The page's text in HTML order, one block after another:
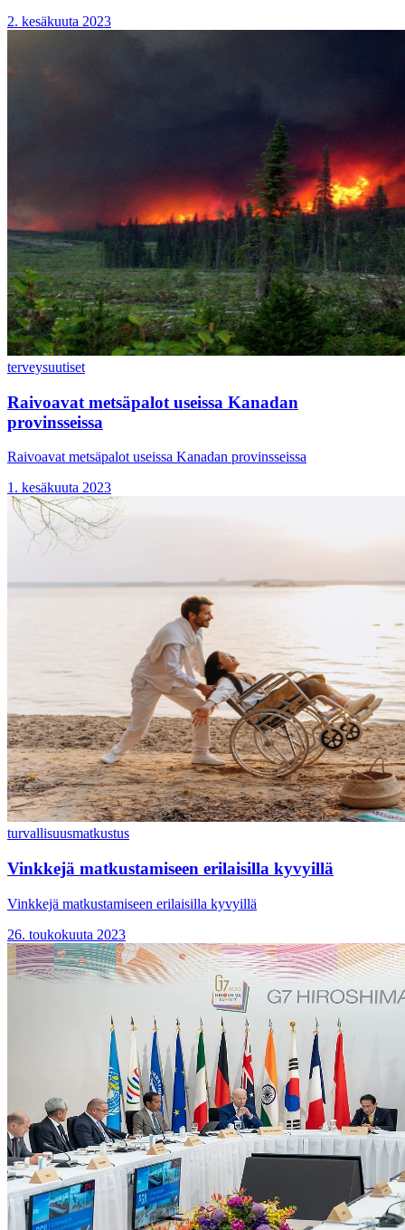
2. kesäkuuta 2023
terveysuutiset
Raivoavat metsäpalot useissa Kanadan
provinsseissa
Raivoavat metsäpalot useissa Kanadan provinsseissa
1. kesäkuuta 2023
turvallisuusmatkustus
Vinkkejä matkustamiseen erilaisilla kyvyillä
Vinkkejä matkustamiseen erilaisilla kyvyillä
26. toukokuuta 2023